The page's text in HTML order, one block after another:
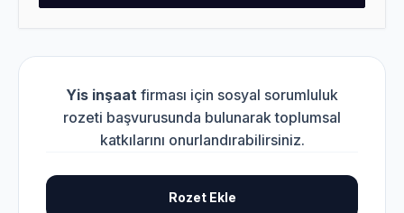
Yis inşaat firması için sosyal sorumluluk
rozeti başvurusunda bulunarak toplumsal
katkılarını onurlandırabilirsiniz.
Rozet Ekle